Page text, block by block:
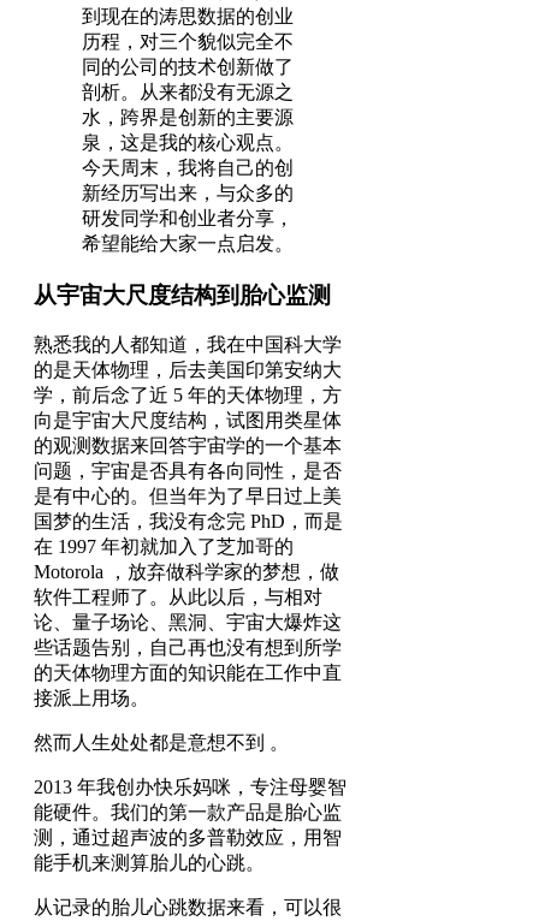
到现在的涛思数据的创业
历程，对三个貌似完全不
同的公司的技术创新做了
剖析。从来都没有无源之
水，跨界是创新的主要源
泉，这是我的核心观点。
今天周末，我将自己的创
新经历写出来，与众多的
研发同学和创业者分享，
希望能给大家一点启发。
从宇宙大尺度结构到胎心监测
熟悉我的人都知道，我在中国科大学
的是天体物理，后去美国印第安纳大
学，前后念了近 5 年的天体物理，方
向是宇宙大尺度结构，试图用类星体
的观测数据来回答宇宙学的一个基本
问题，宇宙是否具有各向同性，是否
是有中心的。但当年为了早日过上美
国梦的生活，我没有念完 PhD，而是
在 1997 年初就加入了芝加哥的
Motorola ，放弃做科学家的梦想，做
软件工程师了。从此以后，与相对
论、量子场论、黑洞、宇宙大爆炸这
些话题告别，自己再也没有想到所学
的天体物理方面的知识能在工作中直
接派上用场。
然而人生处处都是意想不到 。
2013 年我创办快乐妈咪，专注母婴智
能硬件。我们的第一款产品是胎心监
测，通过超声波的多普勒效应，用智
能手机来测算胎儿的心跳。
从记录的胎儿心跳数据来看，可以很